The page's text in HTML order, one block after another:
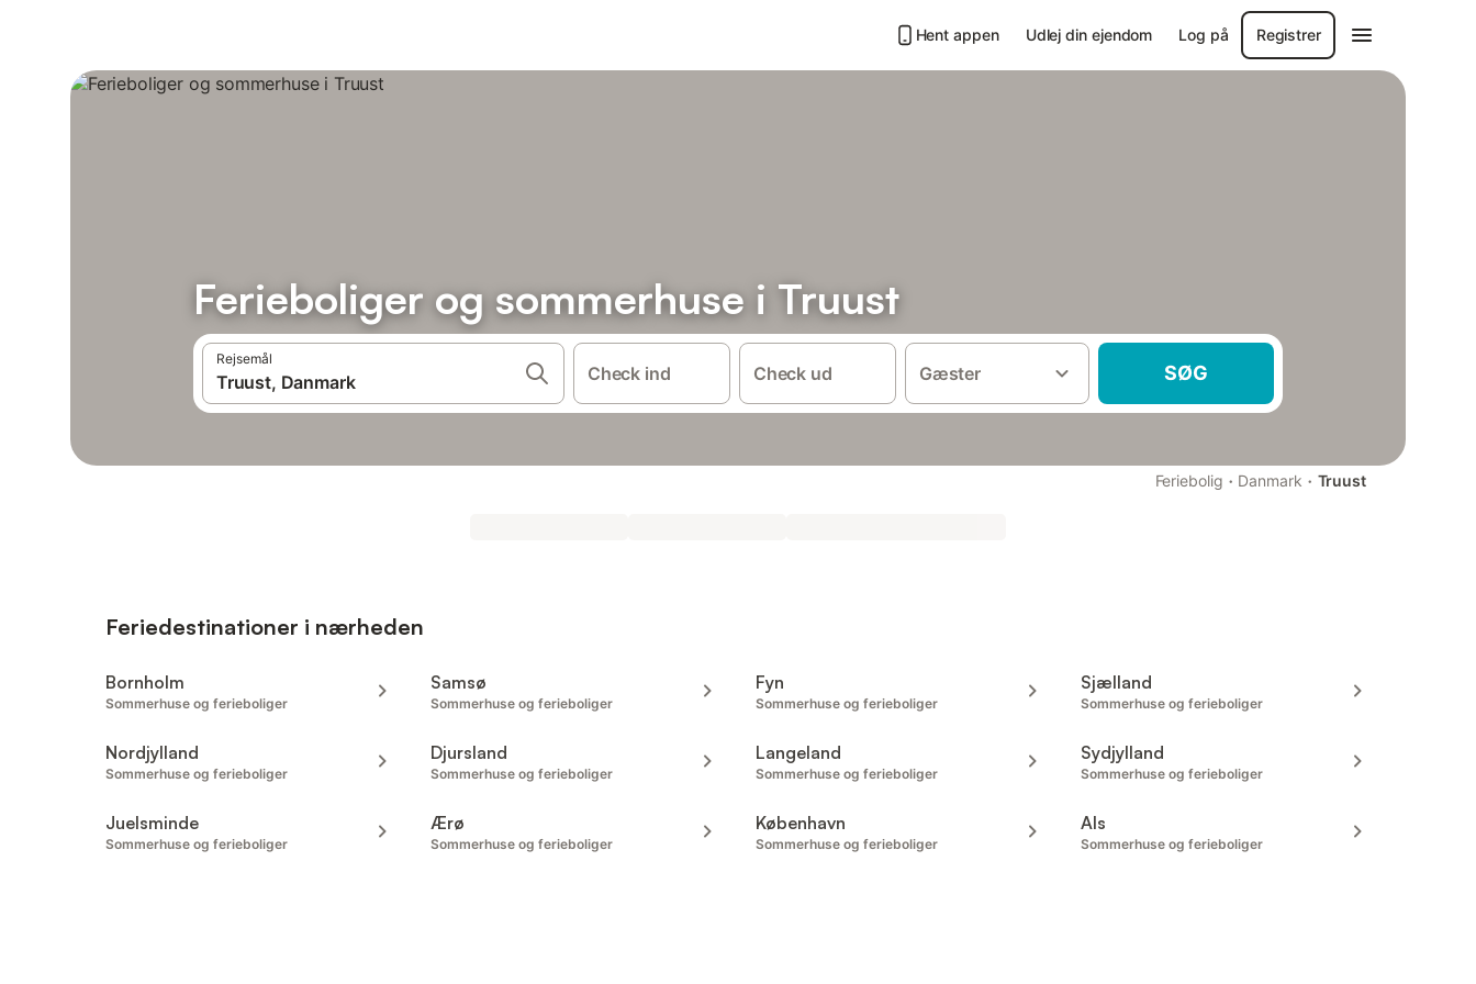
Hent appen Udlej din ejendom Log på Registrer
Ferieboliger og sommerhuse i Truust
Rejsemål
Check ind Check ud Gæster SØG
Feriebolig · Danmark · Truust
Feriedestinationer i nærheden
Bornholm
Sommerhuse og ferieboliger
Samsø
Sommerhuse og ferieboliger
Fyn
Sommerhuse og ferieboliger
Sjælland
Sommerhuse og ferieboliger
Nordjylland
Sommerhuse og ferieboliger
Djursland
Sommerhuse og ferieboliger
Langeland
Sommerhuse og ferieboliger
Sydjylland
Sommerhuse og ferieboliger
Juelsminde
Sommerhuse og ferieboliger
Ærø
Sommerhuse og ferieboliger
København
Sommerhuse og ferieboliger
Als
Sommerhuse og ferieboliger